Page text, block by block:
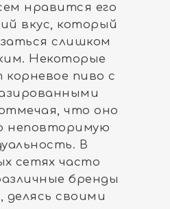
нравится его
вкус, который
слишком
Некоторые
пиво с
что оно
неповторимую
В
сетях часто
бренды
своими